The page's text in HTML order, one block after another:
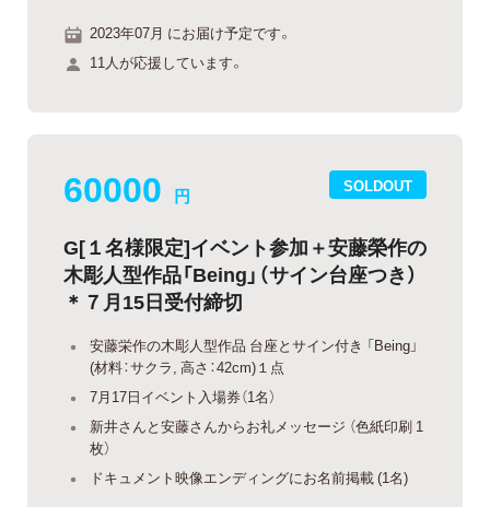
2023年07月 にお届け予定です。
11人が応援しています。
SOLDOUT
60000 円
G[１名様限定]イベント参加＋安藤榮作の
木彫人型作品「Being」（サイン台座つき）
＊７月15日受付締切
安藤栄作の木彫人型作品 台座とサイン付き 「Being」
(材料：サクラ, 高さ：42cm)１点
7月17日イベント入場券（1名）
新井さんと安藤さんからお礼メッセージ （色紙印刷 1
枚）
ドキュメント映像エンディングにお名前掲載 (1名)